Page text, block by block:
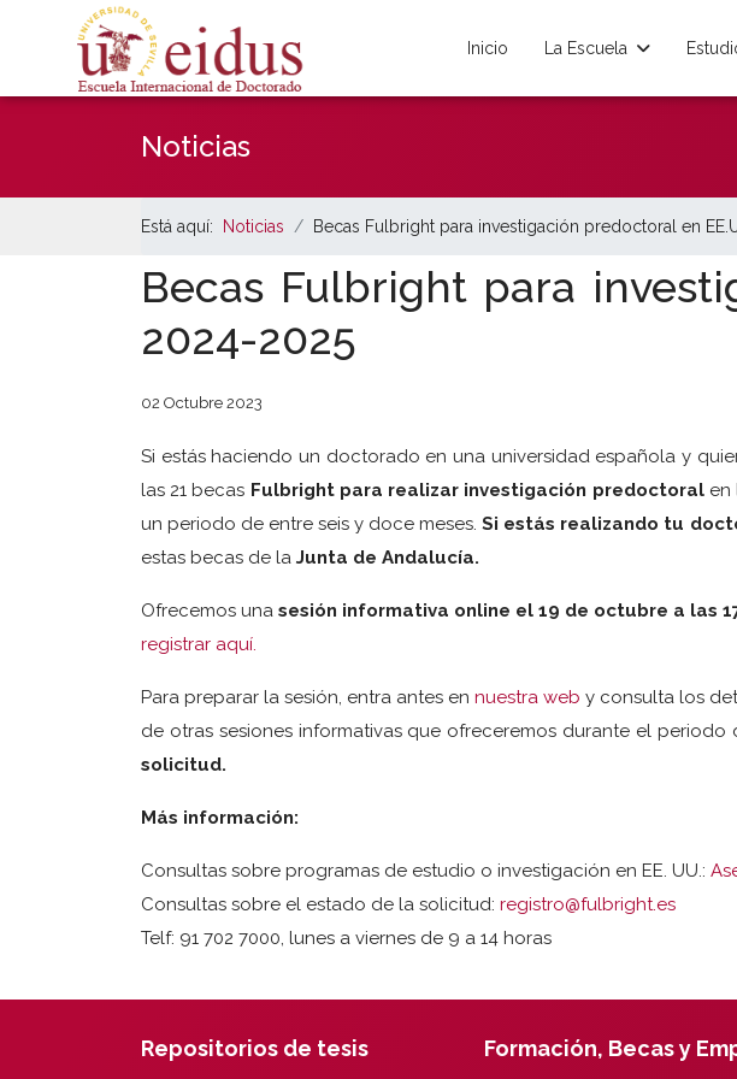
Inicio La Escuela
Noticias
Está aquí: Noticias Becas Fulbright para investigación predoctoral en
Becas Fulbright para
2024-2025
02 Octubre 2023
Si estás haciendo un doctorado en una universidad española y
las 21 becas Fulbright para realizar investigación predoctoral en
un periodo de entre seis y doce meses.Si estás realizando tu
estas becas de la Junta de Andalucía.
Ofrecemos unasesión informativa online el 19 de octubre a las
registrar aquí.
Para preparar la sesión, entra antes en nuestra web y consulta los
de otras sesiones informativas que ofreceremos durante el
solicitud.
Más información:
Consultas sobre programas de estudio o investigación en EE. UU.:
Consultas sobre el estado de la solicitud: registro@fulbright.es
Telf: 91 702 7000, lunes a viernes de 9 a 14 horas
Repositorios de tesis Formación, Becas y